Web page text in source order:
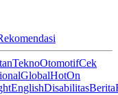
TeknoOtomotifCek
GlobalHotOn
EnglishDisabilitasBerita